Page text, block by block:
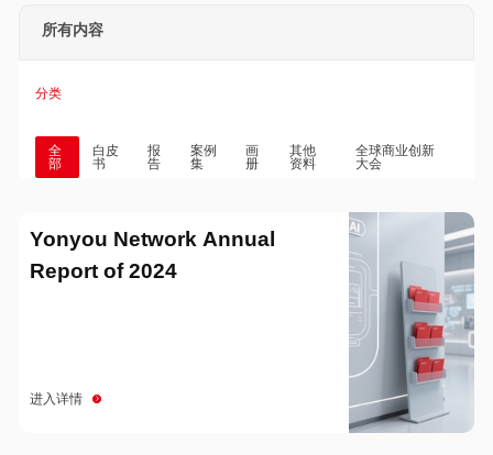
所有内容
分类
全
部
白皮
书
报
告
案例
集
画
册
其他
资料
全球商业创新
大会
Yonyou Network Annual
Report of 2024
进入详情